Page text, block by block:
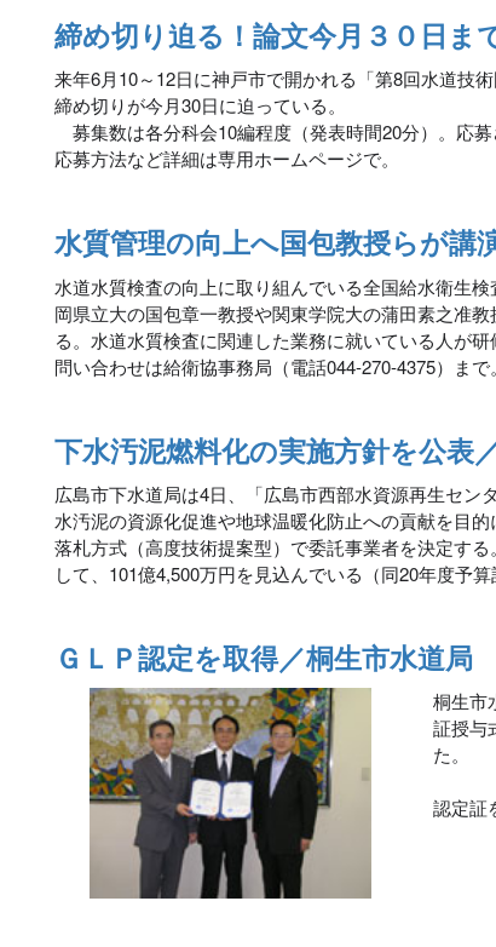
締め切り迫る！論文今月３０日ま
来年6月10～12日に神戸市で開かれる「第8回水道技
締め切りが今月30日に迫っている。
募集数は各分科会10編程度（発表時間20分）。応
応募方法など詳細は専用ホームページで。
水質管理の向上へ国包教授らが講
水道水質検査の向上に取り組んでいる全国給水衛生
岡県立大の国包章一教授や関東学院大の蒲田素之准
る。水道水質検査に関連した業務に就いている人が
問い合わせは給衛協事務局（電話044-270-4375）まで。
下水汚泥燃料化の実施方針を公表
広島市下水道局は4日、「広島市西部水資源再生セ
水汚泥の資源化促進や地球温暖化防止への貢献を目
落札方式（高度技術提案型）で委託事業者を決定す
して、101億4,500万円を見込んでいる（同20年度予算
ＧＬＰ認定を取得／桐生市水道局
桐生市
証授与
た。
認定証